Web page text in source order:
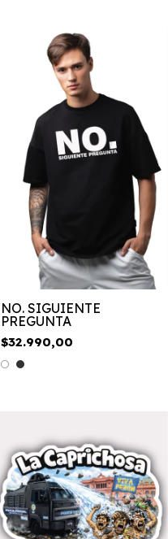
NO. SIGUIENTE
PREGUNTA
$32.990,00